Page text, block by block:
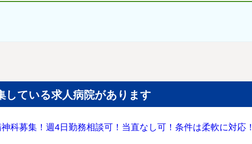
している求人病院があります
神科募集！週4日勤務相談可！当直なし可！条件は柔軟に対応